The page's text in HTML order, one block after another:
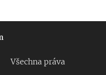
18 48
Všechna práva